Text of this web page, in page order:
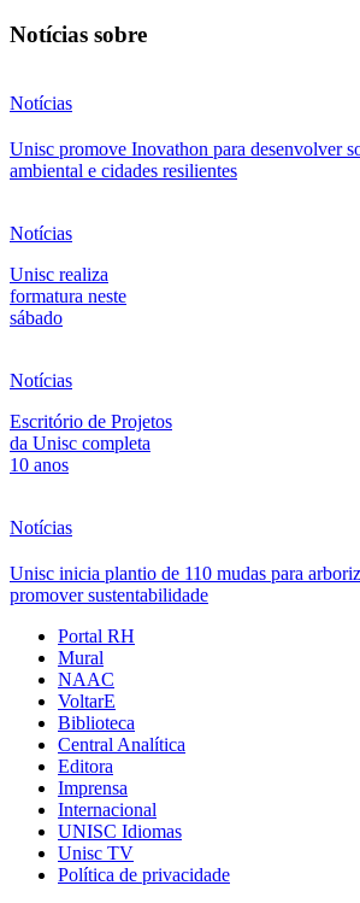
Notícias sobre
Notícias
Unisc promove Inovathon para desenvolver
ambiental e cidades resilientes
Notícias
Unisc realiza
formatura neste
sábado
Notícias
Escritório de Projetos
da Unisc completa
10 anos
Notícias
Unisc inicia plantio de 110 mudas para
promover sustentabilidade
Portal RH
Mural
NAAC
VoltarE
Biblioteca
Central Analítica
Editora
Imprensa
Internacional
UNISC Idiomas
Unisc TV
Política de privacidade